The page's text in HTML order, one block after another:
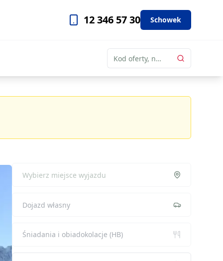
12 346 57 30 Schowek
Śniadania i obiadokolacje (HB)